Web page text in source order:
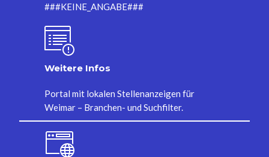
###KEINE_ANGABE###
Weitere Infos
Portal mit lokalen Stellenanzeigen für
Weimar – Branchen- und Suchfilter.